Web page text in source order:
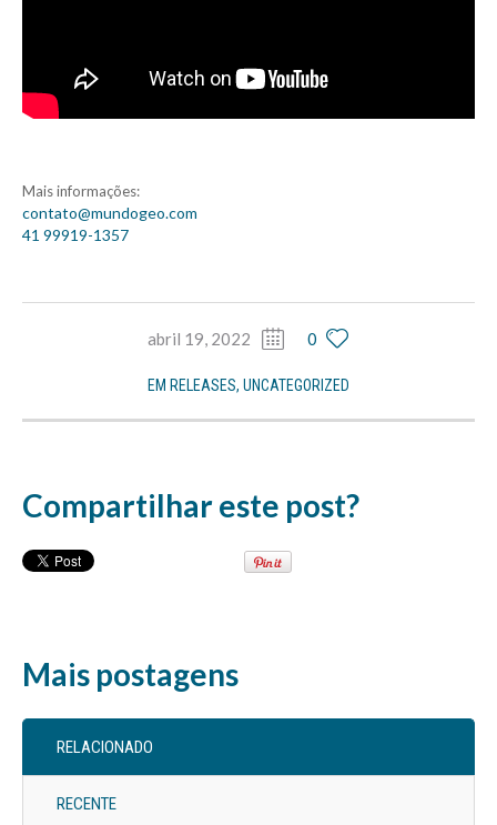
Mais informações:
contato@mundogeo.com
41 99919-1357
abril 19, 2022 0
EM RELEASES, UNCATEGORIZED
Compartilhar este post?
Mais postagens
RELACIONADO
RECENTE